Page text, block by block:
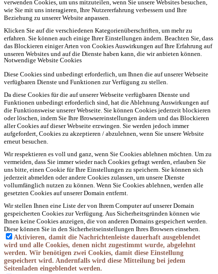
verwenden Cookies, um uns mitzuteilen, wenn Sie unsere Websites besuchen,
wie Sie mit uns interagieren, Ihre Nutzererfahrung verbessern und Ihre
Beziehung zu unserer Website anpassen.
Klicken Sie auf die verschiedenen Kategorienüberschriften, um mehr zu
erfahren. Sie können auch einige Ihrer Einstellungen ändern. Beachten Sie, dass
das Blockieren einiger Arten von Cookies Auswirkungen auf Ihre Erfahrung auf
unseren Websites und auf die Dienste haben kann, die wir anbieten können.
Notwendige Website Cookies
Diese Cookies sind unbedingt erforderlich, um Ihnen die auf unserer Webseite
verfügbaren Dienste und Funktionen zur Verfügung zu stellen.
Da diese Cookies für die auf unserer Webseite verfügbaren Dienste und
Funktionen unbedingt erforderlich sind, hat die Ablehnung Auswirkungen auf
die Funktionsweise unserer Webseite. Sie können Cookies jederzeit blockieren
oder löschen, indem Sie Ihre Browsereinstellungen ändern und das Blockieren
aller Cookies auf dieser Webseite erzwingen. Sie werden jedoch immer
aufgefordert, Cookies zu akzeptieren / abzulehnen, wenn Sie unsere Website
erneut besuchen.
Wir respektieren es voll und ganz, wenn Sie Cookies ablehnen möchten. Um zu
vermeiden, dass Sie immer wieder nach Cookies gefragt werden, erlauben Sie
uns bitte, einen Cookie für Ihre Einstellungen zu speichern. Sie können sich
jederzeit abmelden oder andere Cookies zulassen, um unsere Dienste
vollumfänglich nutzen zu können. Wenn Sie Cookies ablehnen, werden alle
gesetzten Cookies auf unserer Domain entfernt.
Wir stellen Ihnen eine Liste der von Ihrem Computer auf unserer Domain
gespeicherten Cookies zur Verfügung. Aus Sicherheitsgründen können wie
Ihnen keine Cookies anzeigen, die von anderen Domains gespeichert werden.
Diese können Sie in den Sicherheitseinstellungen Ihres Browsers einsehen.
Aktivieren, damit die Nachrichtenleiste dauerhaft ausgeblendet
wird und alle Cookies, denen nicht zugestimmt wurde, abgelehnt
werden. Wir benötigen zwei Cookies, damit diese Einstellung
gespeichert wird. Andernfalls wird diese Mitteilung bei jedem
Seitenladen eingeblendet werden.